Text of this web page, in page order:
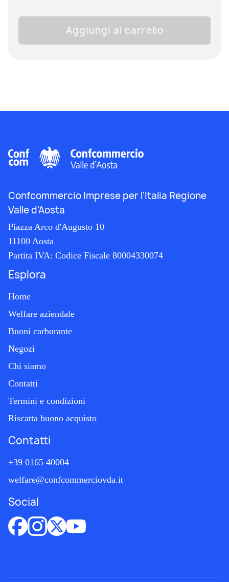
Patagonia
Aggiungi al carrello
Confcommercio Imprese per l'Italia Regione
Valle d'Aosta
Piazza Arco d'Augusto 10
11100 Aosta
Partita IVA: Codice Fiscale 80004330074
Esplora
Home
Welfare aziendale
Buoni carburante
Negozi
Chi siamo
Contatti
Termini e condizioni
Riscatta buono acquisto
Contatti
+39 0165 40004
welfare@confcommerciovda.it
Social